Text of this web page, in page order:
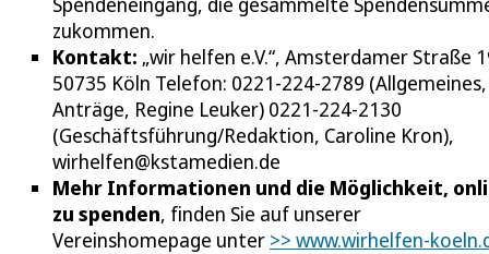
zukommen.
Kontakt: „wir helfen e.V.“, Amsterdamer Straße
50735 Köln Telefon: 0221-224-2789 (Allgemeines,
Anträge, Regine Leuker) 0221-224-2130
(Geschäftsführung/Redaktion, Caroline Kron),
wirhelfen@kstamedien.de
Mehr Informationen und die Möglichkeit,
zu spenden, finden Sie auf unserer
Vereinshomepage unter >> www.wirhelfen-